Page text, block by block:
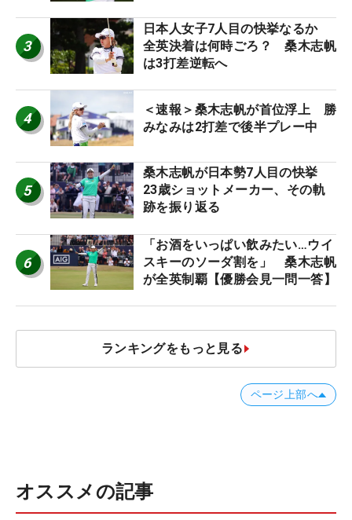
3
日本人女子7人目の快挙なるか
全英決着は何時ごろ？ 桑木志帆
は3打差逆転へ
4
＜速報＞桑木志帆が首位浮上 勝
みなみは2打差で後半プレー中
5
桑木志帆が日本勢7人目の快挙
23歳ショットメーカー、その軌
跡を振り返る
6
「お酒をいっぱい飲みたい…ウイ
スキーのソーダ割を」 桑木志帆
が全英制覇【優勝会見一問一答】
ランキングをもっと見る
ページ上部へ
オススメの記事